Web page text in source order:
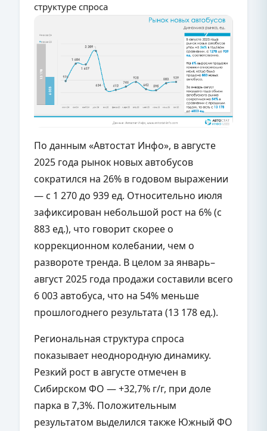
структуре спроса
По данным «Автостат Инфо», в августе
2025 года рынок новых автобусов
сократился на 26% в годовом выражении
— с 1 270 до 939 ед. Относительно июля
зафиксирован небольшой рост на 6% (с
883 ед.), что говорит скорее о
коррекционном колебании, чем о
развороте тренда. В целом за январь–
август 2025 года продажи составили всего
6 003 автобуса, что на 54% меньше
прошлогоднего результата (13 178 ед.).
Региональная структура спроса
показывает неоднородную динамику.
Резкий рост в августе отмечен в
Сибирском ФО — +32,7% г/г, при доле
парка в 7,3%. Положительным
результатом выделился также Южный ФО